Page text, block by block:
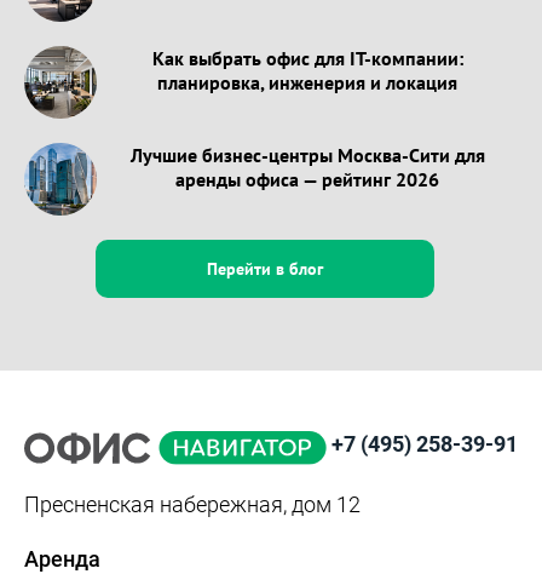
Как выбрать офис для IT-компании:
планировка, инженерия и локация
Лучшие бизнес-центры Москва-Сити для
аренды офиса — рейтинг 2026
Перейти в блог
+7 (495) 258-39-91
Пресненская набережная, дом 12
Аренда